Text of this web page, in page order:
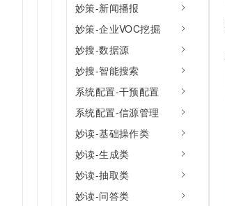
妙策-新闻播报
妙策-企业VOC挖掘
妙搜-数据源
妙搜-智能搜索
系统配置-干预配置
系统配置-信源管理
妙读-基础操作类
妙读-生成类
妙读-抽取类
妙读-问答类